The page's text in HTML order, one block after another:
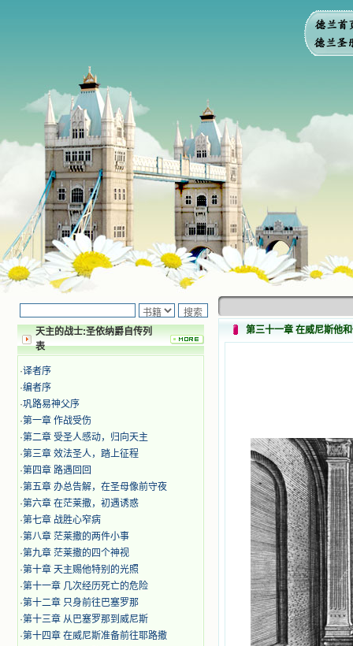
天主的战士:圣依纳爵自传列
表
·译者序
·编者序
·巩路易神父序
·第一章 作战受伤
·第二章 受圣人感动，归向天主
·第三章 效法圣人，踏上征程
·第四章 路遇回回
·第五章 办总告解，在圣母像前守夜
·第六章 在茫莱撒，初遇诱惑
·第七章 战胜心窄病
·第八章 茫莱撒的两件小事
·第九章 茫莱撒的四个神视
·第十章 天主赐他特别的光照
·第十一章 几次经历死亡的危险
·第十二章 只身前往巴塞罗那
·第十三章 从巴塞罗那到威尼斯
·第十四章 在威尼斯准备前往耶路撒
第三十一章 在威尼斯他